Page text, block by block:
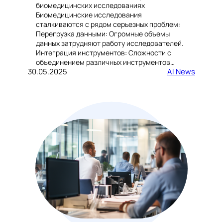
биомедицинских исследованиях
Биомедицинские исследования
сталкиваются с рядом серьезных проблем:
Перегрузка данными: Огромные объемы
данных затрудняют работу исследователей.
Интеграция инструментов: Сложности с
объединением различных инструментов…
30.05.2025 AI News